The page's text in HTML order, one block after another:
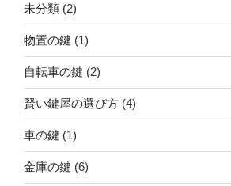
未分類 (2)
物置の鍵 (1)
自転車の鍵 (2)
賢い鍵屋の選び方 (4)
車の鍵 (1)
金庫の鍵 (6)